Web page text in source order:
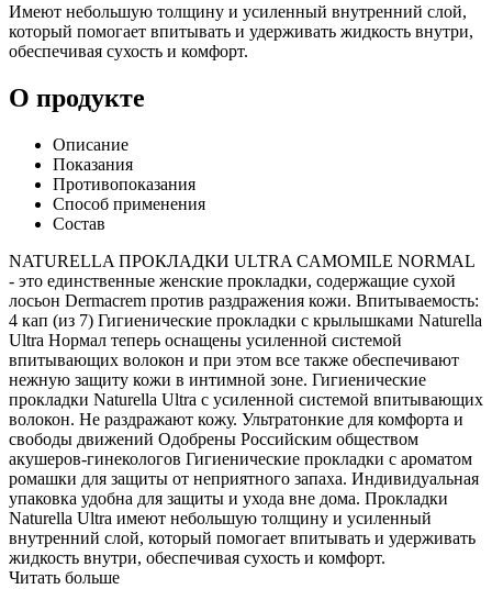
Имеют небольшую толщину и усиленный внутренний слой,
который помогает впитывать и удерживать жидкость внутри,
обеспечивая сухость и комфорт.
О продукте
Описание
Показания
Противопоказания
Способ применения
Состав
NATURELLA ПРОКЛАДКИ ULTRA CAMOMILE NORMAL
- это единственные женские прокладки, содержащие сухой
лосьон Dermacrem против раздражения кожи. Впитываемость:
4 кап (из 7) Гигиенические прокладки с крылышками Naturella
Ultra Нормал теперь оснащены усиленной системой
впитывающих волокон и при этом все также обеспечивают
нежную защиту кожи в интимной зоне. Гигиенические
прокладки Naturella Ultra с усиленной системой впитывающих
волокон. Не раздражают кожу. Ультратонкие для комфорта и
свободы движений Одобрены Российским обществом
акушеров-гинекологов Гигиенические прокладки с ароматом
ромашки для защиты от неприятного запаха. Индивидуальная
упаковка удобна для защиты и ухода вне дома. Прокладки
Naturella Ultra имеют небольшую толщину и усиленный
внутренний слой, который помогает впитывать и удерживать
жидкость внутри, обеспечивая сухость и комфорт.
Читать больше